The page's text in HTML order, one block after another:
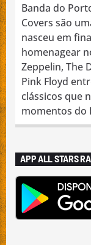
Banda do
Covers são
nasceu em
homenagear
Zeppelin, The
Pink Floyd
clássicos que
momentos do
APP ALL STARS